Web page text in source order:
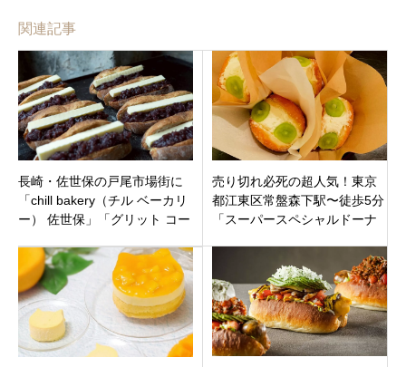
関連記事
長崎・佐世保の戸尾市場街に
「chill bakery（チル ベーカリ
ー） 佐世保」「グリット コー
売り切れ必死の超人気！東京
都江東区常盤森下駅〜徒歩5分
「スーパースペシャルドーナ